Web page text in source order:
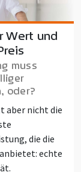
Wert und
muss
oder?
aber nicht die
die die
echte